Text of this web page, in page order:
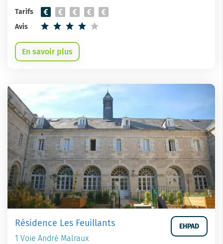
Tarifs
Avis
En savoir plus
Résidence Les Feuillants
1 Voie André Malraux
EHPAD